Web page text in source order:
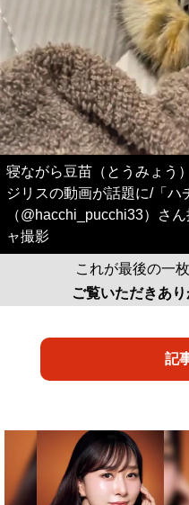
寝ながら豆苗（とうみょう
ジリスの動画が話題に/「ハ
（@hacchi_pucchi33）さ
ャ撮影
これが最後の一
ご覧いただきあ
記